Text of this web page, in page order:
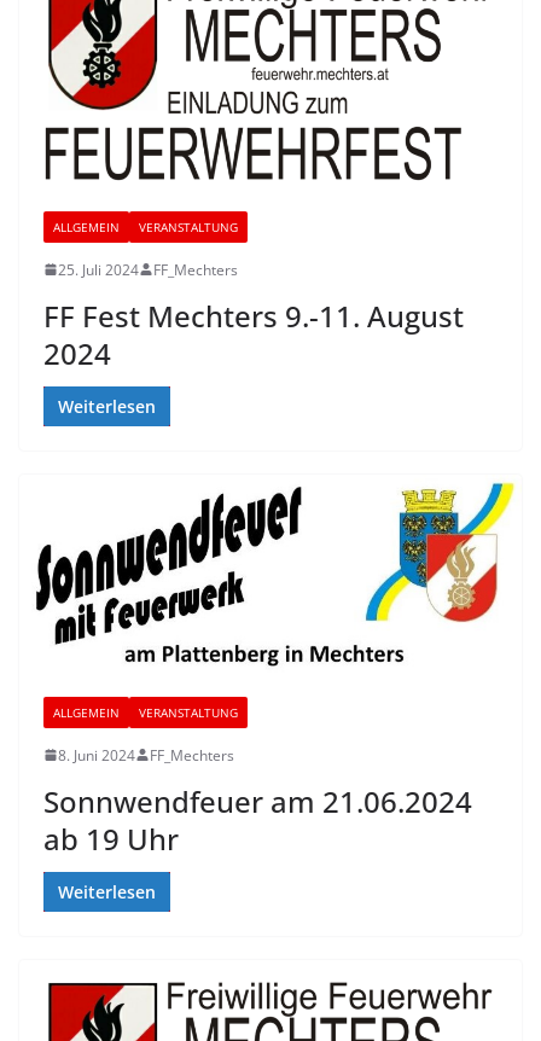
ALLGEMEIN VERANSTALTUNG
25. Juli 2024 FF_Mechters
FF Fest Mechters 9.-11. August
2024
Weiterlesen
ALLGEMEIN VERANSTALTUNG
8. Juni 2024 FF_Mechters
Sonnwendfeuer am 21.06.2024
ab 19 Uhr
Weiterlesen